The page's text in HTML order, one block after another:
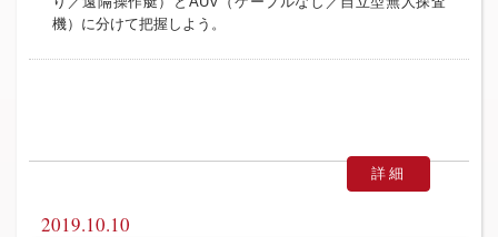
機）に分けて把握しよう。
詳細
2019.10.10